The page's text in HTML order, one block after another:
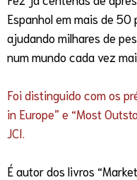
Espanhol em mais de
ajudando milhares de
num mundo cada vez
Foi distinguido com os
in Europe” e “Most
JCI.
É autor dos livros